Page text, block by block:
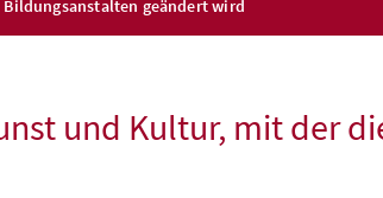
geändert wird
und Kultur, mit der